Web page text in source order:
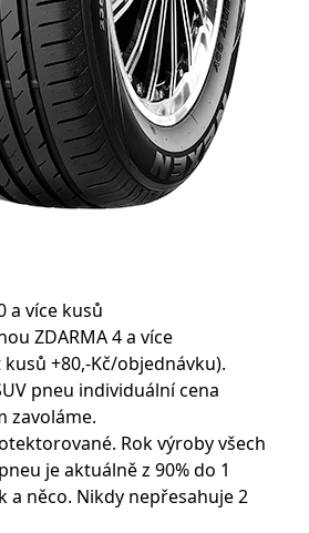
a více kusů
ZDARMA 4 a více
+80,-Kč/objednávku).
pneu individuální cena
zavoláme.
Rok výroby všech
je aktuálně z 90% do 1
a něco. Nikdy nepřesahuje 2